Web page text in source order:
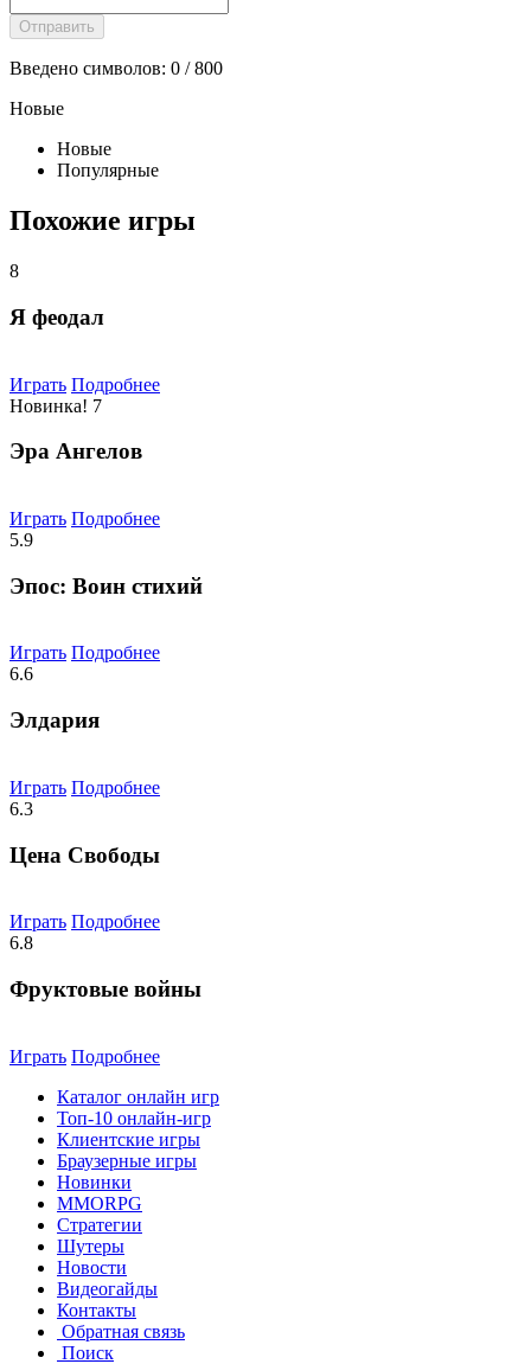
Введено символов: 0 / 800
Новые
Новые
Популярные
Похожие игры
8
Я феодал
Играть Подробнее
Новинка! 7
Эра Ангелов
Играть Подробнее
5.9
Эпос: Воин стихий
Играть Подробнее
6.6
Элдария
Играть Подробнее
6.3
Цена Свободы
Играть Подробнее
6.8
Фруктовые войны
Играть Подробнее
Каталог онлайн игр
Топ-10 онлайн-игр
Клиентские игры
Браузерные игры
Новинки
MMORPG
Стратегии
Шутеры
Новости
Видеогайды
Контакты
Обратная связь
Поиск